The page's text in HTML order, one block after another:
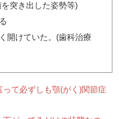
突き出した姿勢等)
開けていた。(歯科治療
って必ずしも顎(がく)関節症